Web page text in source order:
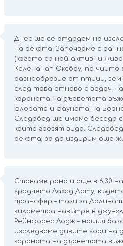
Днес ще се отдадем на
на реката. Започваме с
(когато са най-активни
Келенанап Оксбоу, по
разнообразие от птици,
след това отново с водач-
короната на дърветата
флората и фауната на
Следобед ще имаме беседа
които грозят вида.
реката, за да издирим още
Ставаме рано и още в 6:30
градчето Лахад Дату,
трансфер – този за
километра навътре в
Рейнфорес Лодж – нашия
изследваме дивите гори на
короната на дърветата